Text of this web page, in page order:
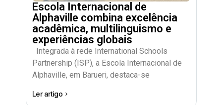
Escola Internacional de
Alphaville combina excelência
acadêmica, multilinguismo e
experiências globais
Integrada à rede International Schools
Partnership (ISP), a Escola Internacional de
Alphaville, em Barueri, destaca-se
Ler artigo